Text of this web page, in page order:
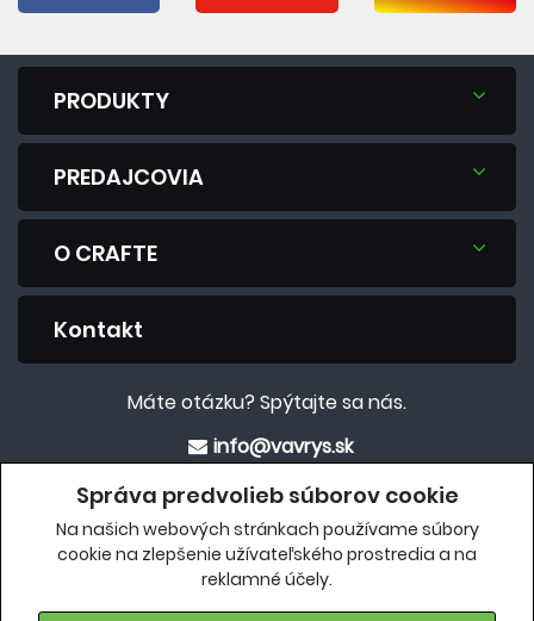
Správa predvolieb súborov cookie
Na našich webových stránkach používame súbory
cookie na zlepšenie užívateľského prostredia a na
reklamné účely.
PRODUKTY
PREDAJCOVIA
O CRAFTE
Kontakt
Máte otázku? Spýtajte sa nás.
info@vavrys.sk
+421 911 454 422
Eshop